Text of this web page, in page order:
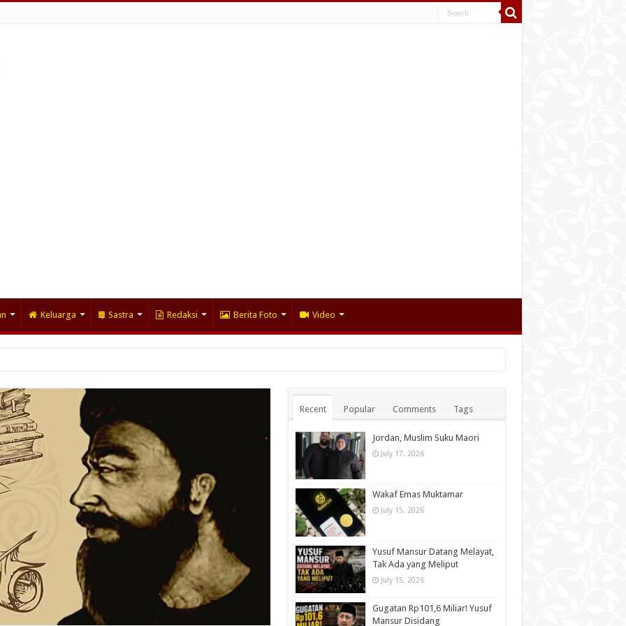
Keluarga Sastra Redaksi Berita Foto Video
Recent Popular Comments Tags
Jordan, Muslim Suku Maori
July 17, 2026
Wakaf Emas Muktamar
July 15, 2026
Yusuf Mansur Datang Melayat,
Tak Ada yang Meliput
July 15, 2026
Gugatan Rp101,6 Miliar! Yusuf
Mansur Disidang